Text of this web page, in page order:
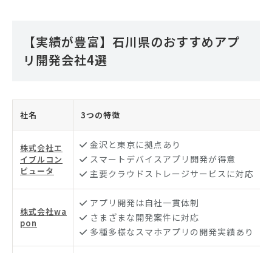
【実績が豊富】石川県のおすすめアプ
リ開発会社4選
社名 3つの特徴
株式会社エ
イブルコン
ピュータ
金沢と東京に拠点あり
スマートデバイスアプリ開発が得意
主要クラウドストレージサービスに対応
株式会社wa
pon
アプリ開発は自社一貫体制
さまざまな開発案件に対応
多種多様なスマホアプリの開発実績あり